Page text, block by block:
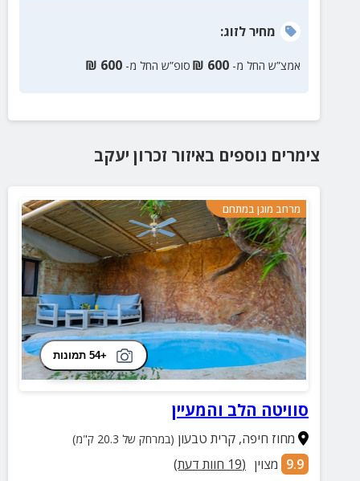
מחירלזוג:
אמצ”ש החל מ- 600
₪ סופ”ש החל מ- 600
₪
צימרים נוספים באיזור זכרון יעקב
מרחב מוגן במתחם
+54 תמונות
סוויטה הלב והמעיין
מחוז חיפה,קרית טבעון (במרחק של 20.3 ק"מ)
9.9 מצוין (
19 חוות דעת)